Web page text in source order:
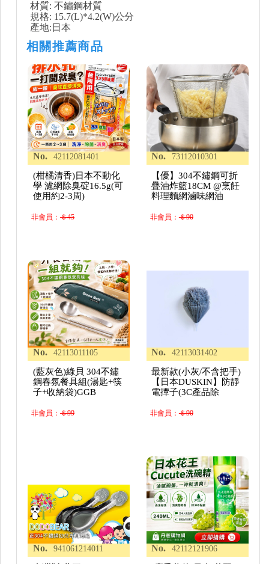
材質: 不鏽鋼材質
規格: 15.7(L)*4.2(W)公分
產地:日本
相關推薦商品
No. 42112081401
(柑橘清香)日本不動化
學 濾網除臭碇16.5g(可
使用約2-3周)
非會員：＄45
No. 73112010301
【優】304不鏽鋼可折
疊油炸籃18CM @烹飪
料理麵網滷味網油
非會員：＄90
No. 42113011105
(藍灰色)綠貝 304不鏽
鋼春氛餐具組(湯匙+筷
子+收納袋)GGB
非會員：＄99
No. 42113031402
最新款(小灰/不含把手)
【日本DUSKIN】防靜
電撢子(3C產品除
非會員：＄90
No. 941061214011 No. 42112121906